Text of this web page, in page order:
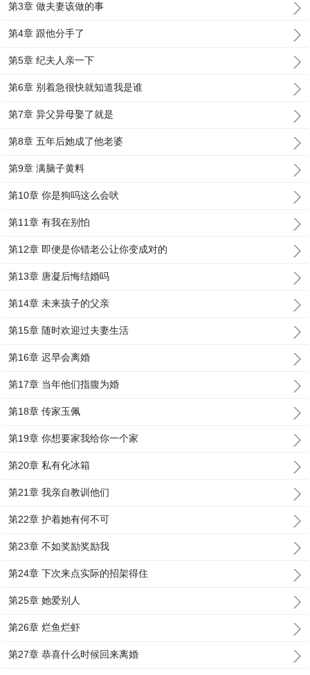
第3章 做夫妻该做的事
第4章 跟他分手了
第5章 纪夫人亲一下
第6章 别着急很快就知道我是谁
第7章 异父异母娶了就是
第8章 五年后她成了他老婆
第9章 满脑子黄料
第10章 你是狗吗这么会吠
第11章 有我在别怕
第12章 即便是你错老公让你变成对的
第13章 唐凝后悔结婚吗
第14章 未来孩子的父亲
第15章 随时欢迎过夫妻生活
第16章 迟早会离婚
第17章 当年他们指腹为婚
第18章 传家玉佩
第19章 你想要家我给你一个家
第20章 私有化冰箱
第21章 我亲自教训他们
第22章 护着她有何不可
第23章 不如奖励奖励我
第24章 下次来点实际的招架得住
第25章 她爱别人
第26章 烂鱼烂虾
第27章 恭喜什么时候回来离婚